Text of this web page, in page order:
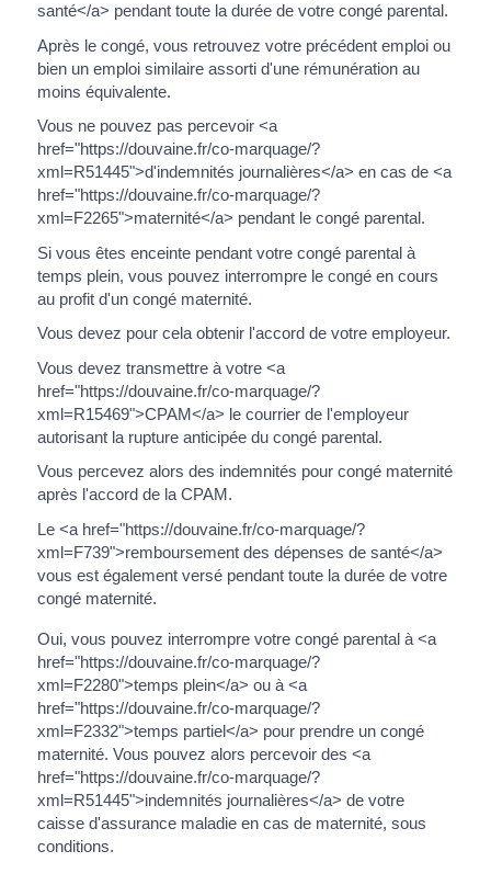
santé</a> pendant toute la durée de votre congé parental.
Après le congé, vous retrouvez votre précédent emploi ou
bien un emploi similaire assorti d'une rémunération au
moins équivalente.
Vous ne pouvez pas percevoir <a
href="https://douvaine.fr/co-marquage/?
xml=R51445">d'indemnités journalières</a> en cas de <a
href="https://douvaine.fr/co-marquage/?
xml=F2265">maternité</a> pendant le congé parental.
Si vous êtes enceinte pendant votre congé parental à
temps plein, vous pouvez interrompre le congé en cours
au profit d'un congé maternité.
Vous devez pour cela obtenir l'accord de votre employeur.
Vous devez transmettre à votre <a
href="https://douvaine.fr/co-marquage/?
xml=R15469">CPAM</a> le courrier de l'employeur
autorisant la rupture anticipée du congé parental.
Vous percevez alors des indemnités pour congé maternité
après l'accord de la CPAM.
Le <a href="https://douvaine.fr/co-marquage/?
xml=F739">remboursement des dépenses de santé</a>
vous est également versé pendant toute la durée de votre
congé maternité.
Oui, vous pouvez interrompre votre congé parental à <a
href="https://douvaine.fr/co-marquage/?
xml=F2280">temps plein</a> ou à <a
href="https://douvaine.fr/co-marquage/?
xml=F2332">temps partiel</a> pour prendre un congé
maternité. Vous pouvez alors percevoir des <a
href="https://douvaine.fr/co-marquage/?
xml=R51445">indemnités journalières</a> de votre
caisse d'assurance maladie en cas de maternité, sous
conditions.